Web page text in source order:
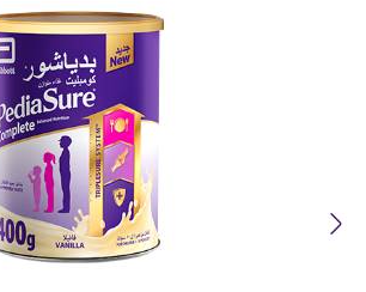
Previous